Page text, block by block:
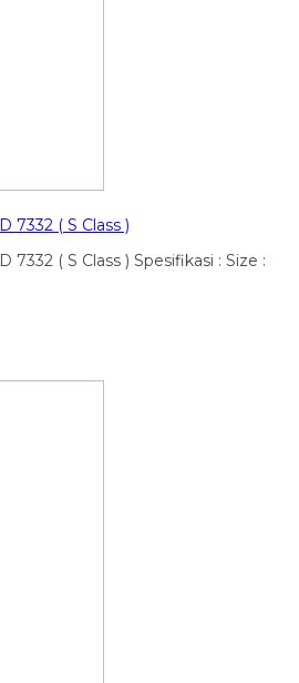
7332 ( S Class )
7332 ( S Class ) Spesifikasi : Size :